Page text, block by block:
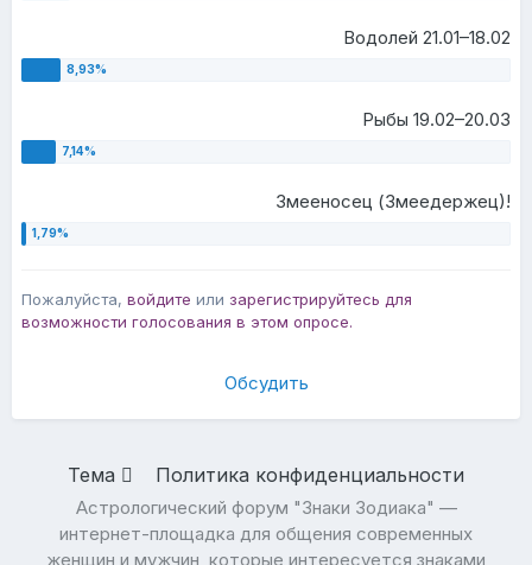
Водолей 21.01–18.02
Рыбы 19.02–20.03
Змееносец (Змеедержец)!
Пожалуйста, войдите или зарегистрируйтесь для
возможности голосования в этом опросе.
Обсудить
Тема Политика конфиденциальности
Астрологический форум "Знаки Зодиака" —
интернет-площадка для общения современных
женщин и мужчин, которые интересуется знаками